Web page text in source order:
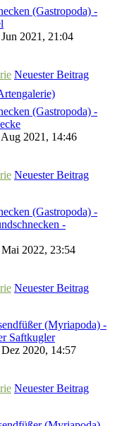
(Gastropoda) -
2021, 21:04
Neuester Beitrag
(Gastropoda) -
2021, 14:46
Neuester Beitrag
(Gastropoda) -
-
2022, 23:54
Neuester Beitrag
(Myriapoda) -
Saftkugler
2020, 14:57
Neuester Beitrag